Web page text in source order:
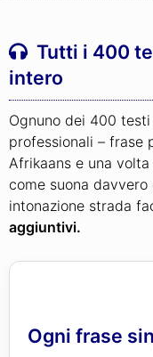
Tutti i 400
intero
Ognuno dei 400
professionali – frase
Afrikaans e una
come suona
intonazione strada
aggiuntivi.
Ogni frase